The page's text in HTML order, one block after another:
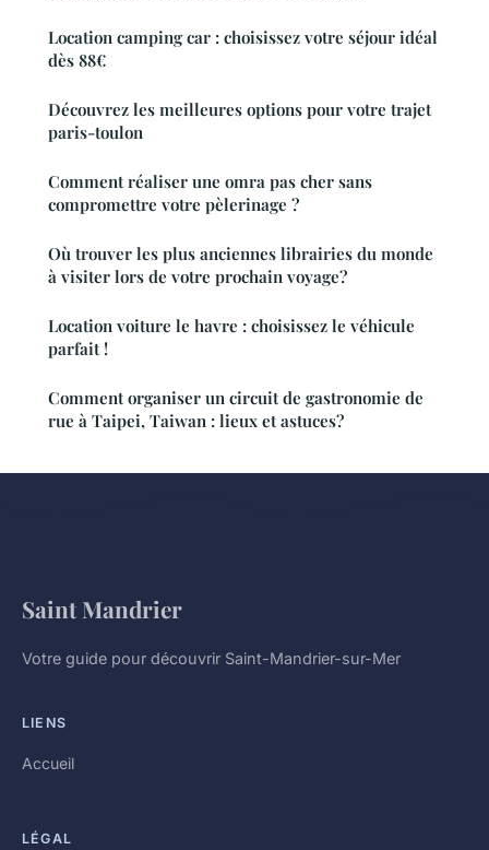
Location camping car : choisissez votre séjour idéal
dès 88€
Découvrez les meilleures options pour votre trajet
paris-toulon
Comment réaliser une omra pas cher sans
compromettre votre pèlerinage ?
Où trouver les plus anciennes librairies du monde
à visiter lors de votre prochain voyage?
Location voiture le havre : choisissez le véhicule
parfait !
Comment organiser un circuit de gastronomie de
rue à Taipei, Taiwan : lieux et astuces?
Saint Mandrier
Votre guide pour découvrir Saint-Mandrier-sur-Mer
LIENS
Accueil
LÉGAL